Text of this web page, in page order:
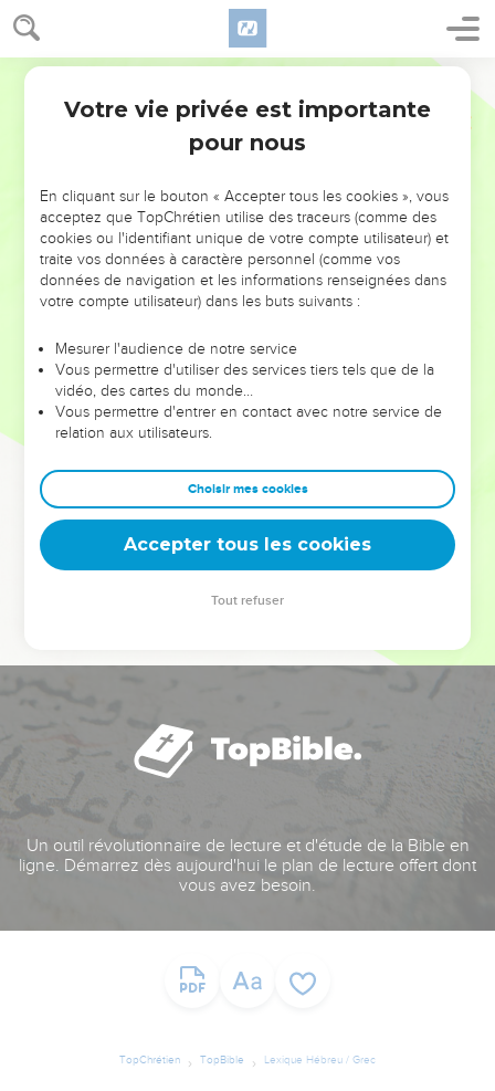
NE MANQUEZ PAS L’ÉVÉNEMENT
DE L’ANNÉE !
ET SI LEURS ERREURS POUVAIENT VOUS ÉVITER LES
VOTRES ?
leur foi ou leur vision. Mais on voit moins les doutes, les erreurs
et les saisons difficiles qu'ils ont traversés, alors même que ce
sont elles qui les ont façonnés.
Dans cette conférence, leaders, entrepreneurs, et responsables
clés pour avancer avec plus de sagesse afin que leurs erreurs
deviennent vos tremplins. Que vous guidiez un ministère, une
équipe, un groupe ou une famille, leur expérience est faite
Un outil révolutionnaire de lecture et d'étude de la Bible en
ligne. Démarrez dès aujourd'hui le plan de lecture offert dont
vous avez besoin.
TopChrétien TopBible Lexique Hébreu / Grec
Votre vie privée est importante
pour nous
En cliquant sur le bouton « Accepter tous les cookies », vous
acceptez que TopChrétien utilise des traceurs (comme des
cookies ou l'identifiant unique de votre compte utilisateur) et
traite vos données à caractère personnel (comme vos
données de navigation et les informations renseignées dans
votre compte utilisateur) dans les buts suivants :
Mesurer l'audience de notre service
Vous permettre d'utiliser des services tiers tels que de la
vidéo, des cartes du monde…
Vous permettre d'entrer en contact avec notre service de
relation aux utilisateurs.
Choisir mes cookies
Accepter tous les cookies
Tout refuser